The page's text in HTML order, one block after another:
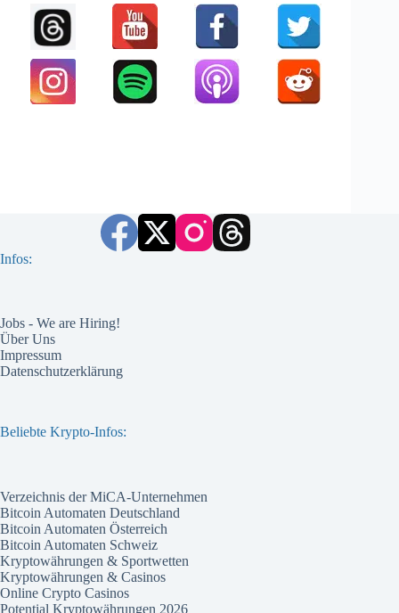
Infos:
Jobs - We are Hiring!
Über Uns
Impressum
Datenschutzerklärung
Beliebte Krypto-Infos:
Verzeichnis der MiCA-Unternehmen
Bitcoin Automaten Deutschland
Bitcoin Automaten Österreich
Bitcoin Automaten Schweiz
Kryptowährungen & Sportwetten
Kryptowährungen & Casinos
Online Crypto Casinos
Potential Kryptowährungen 2026